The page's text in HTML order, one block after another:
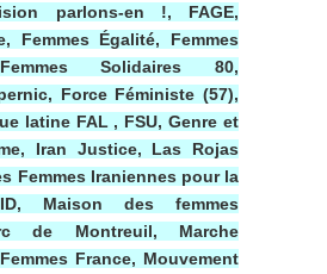
parlons-en !, FAGE,
Femmes Égalité, Femmes
Solidaires 80,
Force Féministe (57),
latine FAL , FSU, Genre et
Iran Justice, Las Rojas
Femmes Iraniennes pour la
Maison des femmes
de Montreuil, Marche
France, Mouvement